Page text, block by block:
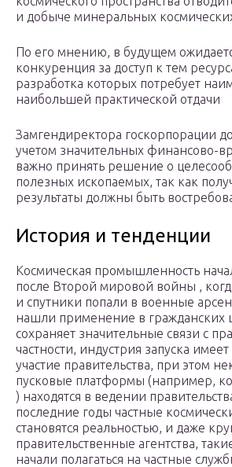
и добыче минеральных
По его мнению, в будущем
конкуренция за доступ к тем
разработка которых потребует
наибольшей практической отдачи
Замгендиректора госкорпорации
учетом значительных финансово-
важно принять решение о
полезных ископаемых, так как
результаты должны быть
История и тенденции
Космическая промышленность
после Второй мировой войны ,
и спутники попали в военные
нашли применение в гражданских
сохраняет значительные связи с
частности, индустрия запуска
участие правительства, при этом
пусковые платформы (например,
) находятся в ведении
последние годы частные
становятся реальностью, и даже
правительственные агентства,
начали полагаться на частные